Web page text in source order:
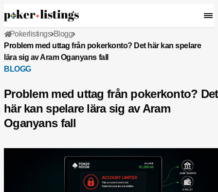
Pokerlistings Blogg
Problem med uttag från pokerkonto? Det här kan spelare
lära sig av Aram Oganyans fall
BLOGG
Problem med uttag från pokerkonto? Det
här kan spelare lära sig av Aram
Oganyans fall